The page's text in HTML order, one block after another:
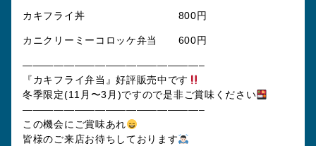
カキフライ丼 800円
カニクリーミーコロッケ弁当 600円
—————————————————–
『カキフライ弁当』好評販売中です
冬季限定(11月〜3月)ですので是非ご賞味ください
—————————————————–
この機会にご賞味あれ
皆様のご来店お待ちしております